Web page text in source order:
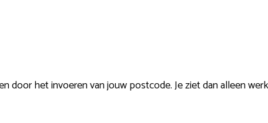
door het invoeren van jouw postcode. Je ziet dan alleen